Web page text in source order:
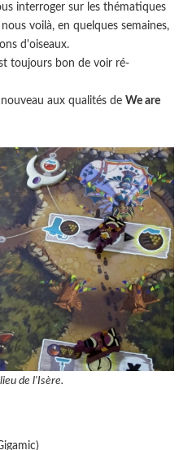
interroger sur les thématiques
voilà, en quelques semaines,
d'oiseaux.
toujours bon de voir ré-
aux qualités deWe are
de l'Isère.